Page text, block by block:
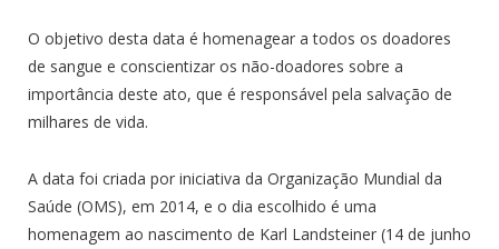
O objetivo desta data é homenagear a todos os doadores
de sangue e conscientizar os não-doadores sobre a
importância deste ato, que é responsável pela salvação de
milhares de vida.
A data foi criada por iniciativa da Organização Mundial da
Saúde (OMS), em 2014, e o dia escolhido é uma
homenagem ao nascimento de Karl Landsteiner (14 de junho